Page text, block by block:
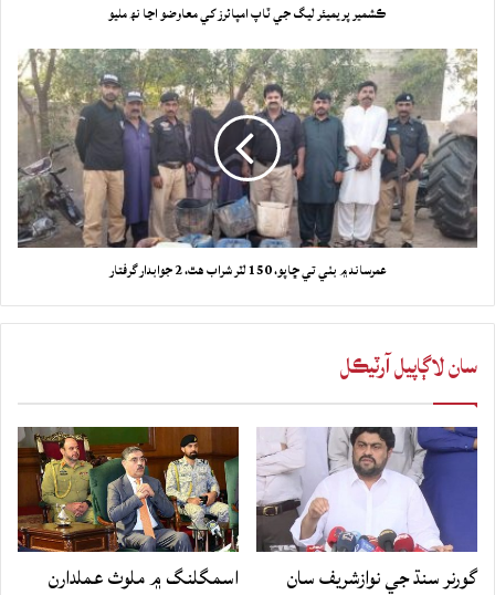
ڪشمير پريميئر ليگ جي ٽاپ امپائرز کي معاوضو اڃا نھ مليو
عمرساند ۾ بٺي تي ڇاپو، 150 لٽر شراب هٿ، 2 جوابدار گرفتار
سان لاڳاپيل آرٽيڪل
گورنر سنڌ جي نوازشريف سان
اسمگلنگ ۾ ملوث عملدارن